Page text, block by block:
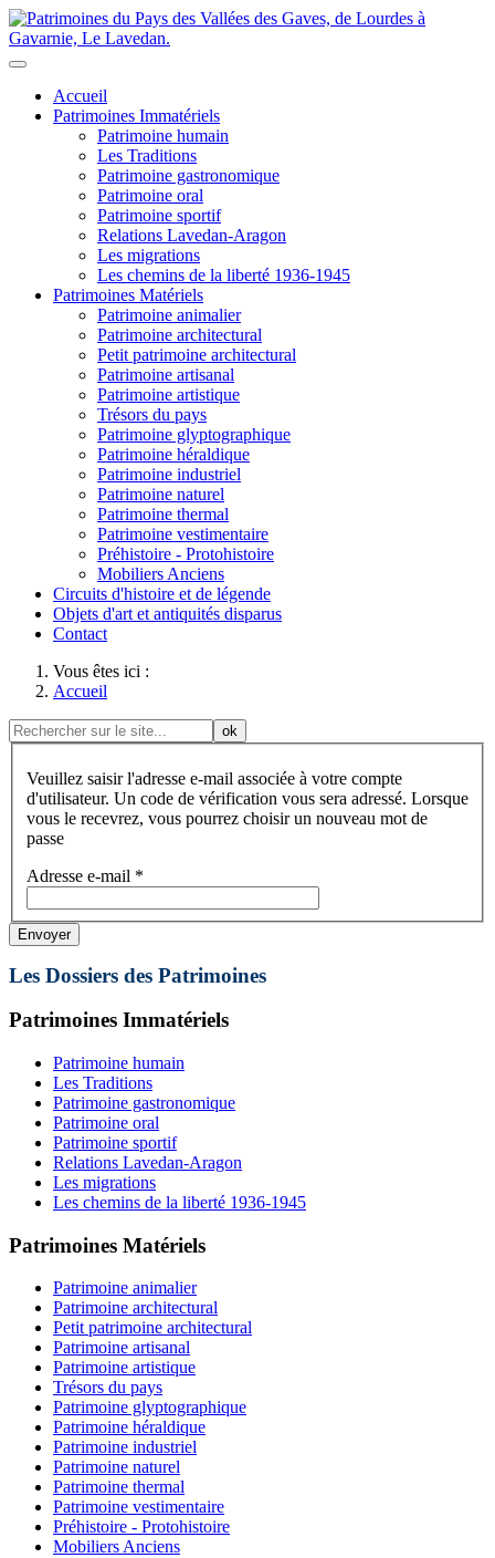
Accueil
Patrimoines Immatériels
Patrimoine humain
Les Traditions
Patrimoine gastronomique
Patrimoine oral
Patrimoine sportif
Relations Lavedan-Aragon
Les migrations
Les chemins de la liberté 1936-1945
Patrimoines Matériels
Patrimoine animalier
Patrimoine architectural
Petit patrimoine architectural
Patrimoine artisanal
Patrimoine artistique
Trésors du pays
Patrimoine glyptographique
Patrimoine héraldique
Patrimoine industriel
Patrimoine naturel
Patrimoine thermal
Patrimoine vestimentaire
Préhistoire - Protohistoire
Mobiliers Anciens
Circuits d'histoire et de légende
Objets d'art et antiquités disparus
Contact
Vous êtes ici :
Accueil
ok
Veuillez saisir l'adresse e-mail associée à votre compte
d'utilisateur. Un code de vérification vous sera adressé. Lorsque
vous le recevrez, vous pourrez choisir un nouveau mot de
passe
Adresse e-mail *
Envoyer
Les Dossiers des Patrimoines
Patrimoines Immatériels
Patrimoine humain
Les Traditions
Patrimoine gastronomique
Patrimoine oral
Patrimoine sportif
Relations Lavedan-Aragon
Les migrations
Les chemins de la liberté 1936-1945
Patrimoines Matériels
Patrimoine animalier
Patrimoine architectural
Petit patrimoine architectural
Patrimoine artisanal
Patrimoine artistique
Trésors du pays
Patrimoine glyptographique
Patrimoine héraldique
Patrimoine industriel
Patrimoine naturel
Patrimoine thermal
Patrimoine vestimentaire
Préhistoire - Protohistoire
Mobiliers Anciens